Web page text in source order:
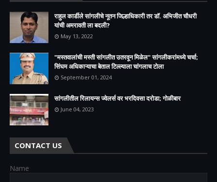
राहुल कार्डीले सांगलीचे नूतन जिल्हाधिकारी तर डॉ. अभिजीत चौधरी
यांची अमरावती ला बदली?
May 13, 2022
"मस्तवालांची मस्ती सांगलीत उतरवून मिळेल" सांगलीकरांमध्ये चर्चा;
सिंघम अधिकाऱ्याचा बेताल टिल्ल्याला चांगलाच टोला
September 01, 2024
सांगलीतील रिलायन्स ज्वेलर्स वर भरदिवसा दरोडा; गोळीबार
June 04, 2023
CONTACT US
Name